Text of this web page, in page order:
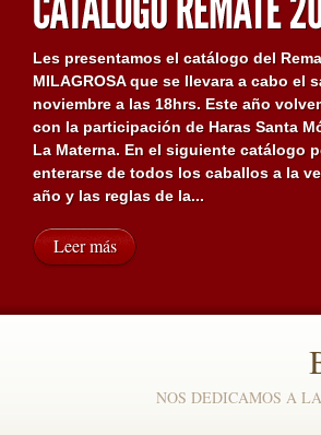
Les presentamos el catálogo del
MILAGROSA que se llevara a cabo el
noviembre a las 18hrs. Este año
con la participación de Haras Santa
La Materna. En el siguiente catálogo
enterarse de todos los caballos a la
año y las reglas de la...
Leer más
NOS DEDICAMOS A